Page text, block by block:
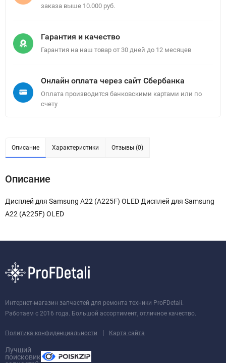
заказа выше 10.000 руб.
Гарантия и качество
Гарантия на наш товар от 30 дней до 12 месяцев
Онлайн оплата через сайт Сбербанка
Оплата производится банковскими картами или по
счету
Описание Характеристики Отзывы (0)
Описание
Дисплей для Samsung A22 (A225F) OLED Дисплей для Samsung
A22 (A225F) OLED
Интернет-магазин запчастей для ремонта техники ProFDetali.
Работаем с 2016 года. Большой ассортимент, отличное качество.
Политика конфиденциальности | Карта сайта
Лучший
поисковик